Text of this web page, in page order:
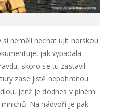
neměli nechat ujít horskou
jak vypadala
skoro se tu zastavil
zase jistě nepohrdnou
jenž je dodnes v plném
Na nádvoří je pak